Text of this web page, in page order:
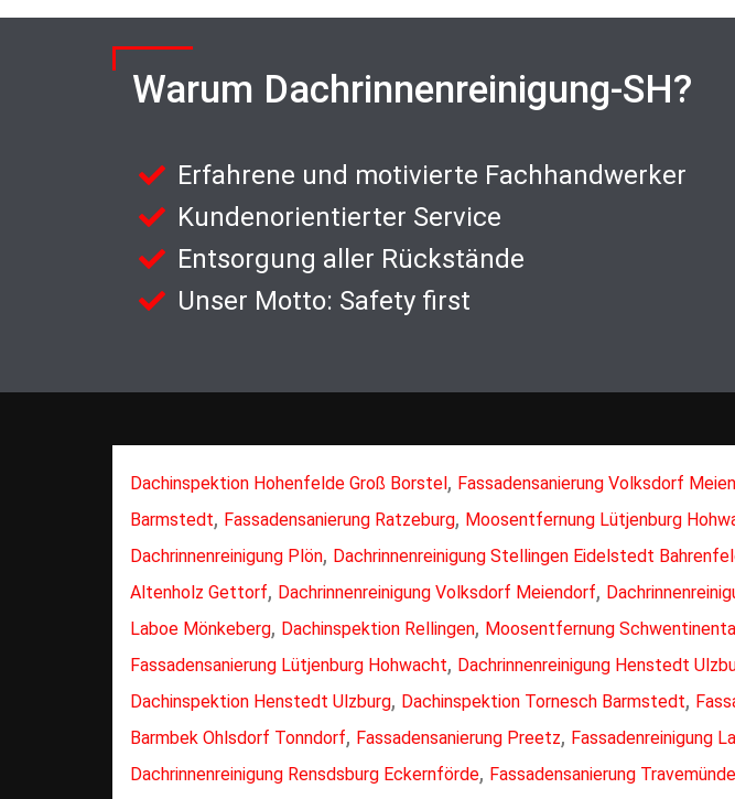
Warum Dachrinnenreinigung-SH?
Erfahrene und motivierte Fachhandwerker
Kundenorientierter Service
Entsorgung aller Rückstände
Unser Motto: Safety first
Dachinspektion Hohenfelde Groß Borstel, Fassadensanierung Volksdorf
Barmstedt, Fassadensanierung Ratzeburg, Moosentfernung Lütjenburg
Dachrinnenreinigung Plön, Dachrinnenreinigung Stellingen Eidelstedt
Altenholz Gettorf, Dachrinnenreinigung Volksdorf Meiendorf,
Laboe Mönkeberg, Dachinspektion Rellingen, Moosentfernung
Fassadensanierung Lütjenburg Hohwacht, Dachrinnenreinigung Henstedt
Dachinspektion Henstedt Ulzburg, Dachinspektion Tornesch Barmstedt,
Barmbek Ohlsdorf Tonndorf, Fassadensanierung Preetz, Fassadenreinigung
Dachrinnenreinigung Rensdsburg Eckernförde, Fassadensanierung Travemünde